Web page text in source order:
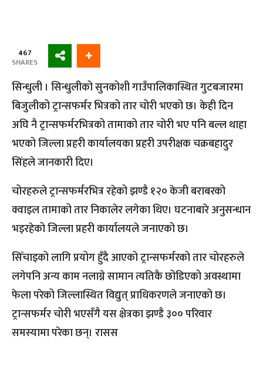
467
SHARES
सिन्धुली । सिन्धुलीको सुनकोशी गाउँपालिकास्थित गुटबजारमा
बिजुलीको ट्रान्सफर्मर भित्रको तार चोरी भएको छ। केही दिन
अघि नै ट्रान्सफर्मरभित्रको तामाको तार चोरी भए पनि बल्ल थाहा
भएको जिल्ला प्रहरी कार्यालयका प्रहरी उपरीक्षक चक्रबहादुर
सिंहले जानकारी दिए।
चोरहरुले ट्रान्सफर्मरभित्र रहेको झण्डै १२० केजी बराबरको
क्वाइल तामाको तार निकालेर लगेका थिए। घटनाबारे अनुसन्धान
भइरहेको जिल्ला प्रहरी कार्यालयले जनाएको छ।
सिँचाइको लागि प्रयोग हुँदै आएको ट्रान्सफर्मरको तार चोरहरुले
लगेपनि अन्य काम नलाग्ने सामान त्यतिकै छोडिएको अवस्थामा
फेला परेको जिल्लास्थित विद्युत् प्राधिकरणले जनाएको छ।
ट्रान्सफर्मर चोरी भएसँगै यस क्षेत्रका झण्डै ३०० परिवार
समस्यामा परेका छन्। रासस